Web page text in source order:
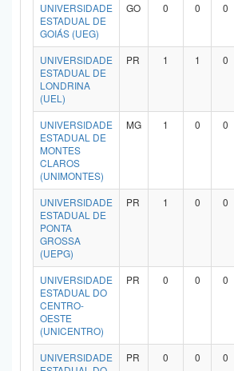
UNIVERSIDADE
ESTADUAL DE
GOIÁS (UEG)
GO 0 0 0
UNIVERSIDADE
ESTADUAL DE
LONDRINA
(UEL)
PR 1 1 0
UNIVERSIDADE
ESTADUAL DE
MONTES
CLAROS
(UNIMONTES)
MG 1 0 0
UNIVERSIDADE
ESTADUAL DE
PONTA
GROSSA
(UEPG)
PR 1 0 0
UNIVERSIDADE
ESTADUAL DO
CENTRO-
OESTE
(UNICENTRO)
PR 0 0 0
UNIVERSIDADE
PR 0 0 0